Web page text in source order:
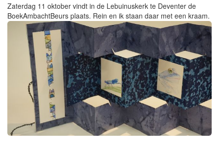
Zaterdag 11 oktober vindt in de Lebuinuskerk te Deventer de
BoekAmbachtBeurs plaats. Rein en ik staan daar met een kraam.